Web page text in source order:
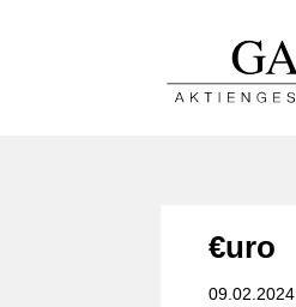
€uro
09.02.2024